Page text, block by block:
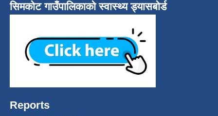
सिमकोट गाउँपालिकाको स्वास्थ्य ड्यासबोर्ड
Reports